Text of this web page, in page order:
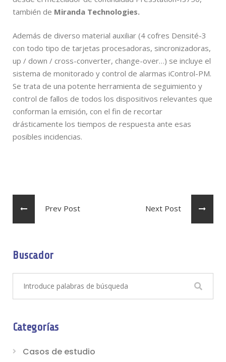
también de Miranda Technologies.
Además de diverso material auxiliar (4 cofres Densité-3
con todo tipo de tarjetas procesadoras, sincronizadoras,
up / down / cross-converter, change-over…) se incluye el
sistema de monitorado y control de alarmas iControl-PM.
Se trata de una potente herramienta de seguimiento y
control de fallos de todos los dispositivos relevantes que
conforman la emisión, con el fin de recortar
drásticamente los tiempos de respuesta ante esas
posibles incidencias.
Prev Post Next Post
Buscador
Categorías
Casos de estudio